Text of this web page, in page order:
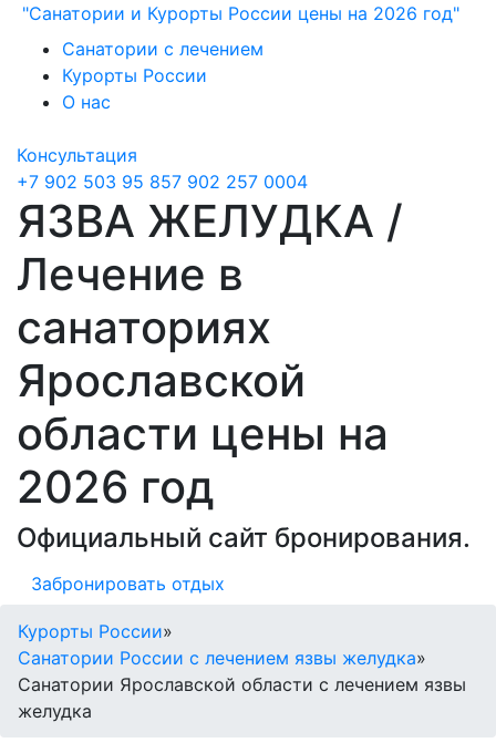
"Санатории и Курорты России цены на 2026 год"
Санатории с лечением
Курорты России
О нас
Консультация
+7 902 503 95 857 902 257 0004
ЯЗВА ЖЕЛУДКА /
Лечение в
санаториях
Ярославской
области цены на
2026 год
Официальный сайт бронирования.
Забронировать отдых
Курорты России»
Санатории России с лечением язвы желудка»
Санатории Ярославской области с лечением язвы
желудка